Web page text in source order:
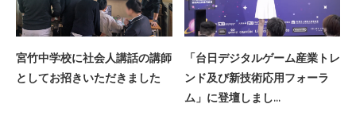
宮竹中学校に社会人講話の講師
としてお招きいただきました
「台日デジタルゲーム産業トレ
ンド及び新技術応用フォーラ
ム」に登壇しまし…